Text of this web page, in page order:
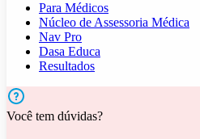
Para Médicos
Núcleo de Assessoria Médica
Nav Pro
Dasa Educa
Resultados
Você tem dúvidas?